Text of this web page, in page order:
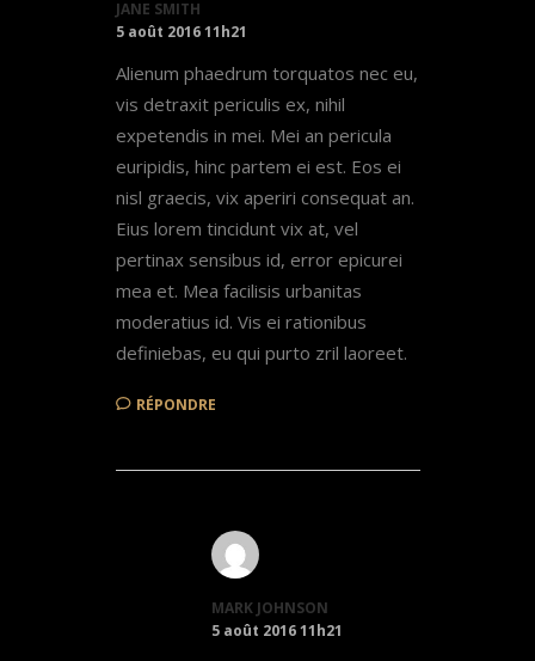
JANE SMITH
5 août 2016 11h21
Alienum phaedrum torquatos nec eu,
vis detraxit periculis ex, nihil
expetendis in mei. Mei an pericula
euripidis, hinc partem ei est. Eos ei
nisl graecis, vix aperiri consequat an.
Eius lorem tincidunt vix at, vel
pertinax sensibus id, error epicurei
mea et. Mea facilisis urbanitas
moderatius id. Vis ei rationibus
definiebas, eu qui purto zril laoreet.
RÉPONDRE
MARK JOHNSON
5 août 2016 11h21